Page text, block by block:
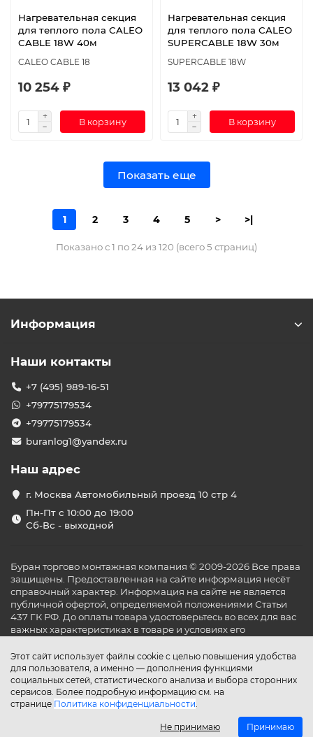
Нагревательная секция
для теплого пола CALEO
CABLE 18W 40м
CALEO CABLE 18
10 254 ₽
В корзину
Нагревательная секция
для теплого пола CALEO
SUPERCABLE 18W 30м
SUPERCABLE 18W
13 042 ₽
В корзину
Показать еще
1 2 3 4 5 > >|
Показано с 1 по 24 из 120 (всего 5 страниц)
Этот сайт использует файлы cookie с целью повышения удобства
для пользователя, а именно — дополнения функциями
социальных сетей, статистического анализа и выбора сторонних
сервисов. Более подробную информацию см. на
странице Политика конфиденциальности.
Не принимаю Принимаю
Информация
Наши контакты
+7 (495) 989-16-51
+79775179534
+79775179534
buranlog1@yandex.ru
Наш адрес
г. Москва Автомобильный проезд 10 стр 4
Пн-Пт с 10:00 до 19:00
Сб-Вс - выходной
Буран торгово монтажная компания © 2009-2026 Все права
защищены. Предоставленная на сайте информация несёт
справочный характер. Информация на сайте не является
публичной офертой, определяемой положениями Статьи
437 ГК РФ. До оплаты товара удостоверьтесь во всех для вас
важных характеристиках в товаре и условиях его